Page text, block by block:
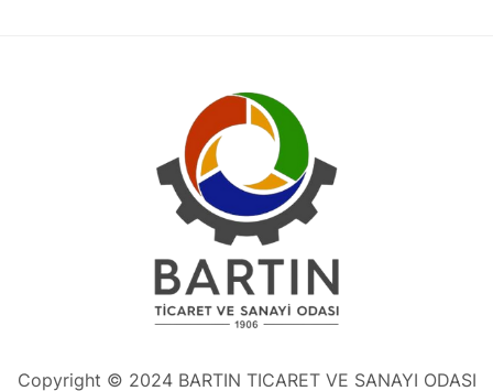
Copyright © 2024 BARTIN TICARET VE SANAYI ODASI